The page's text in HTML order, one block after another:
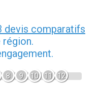
devis comparatifs
région.
8 9 10 11 12